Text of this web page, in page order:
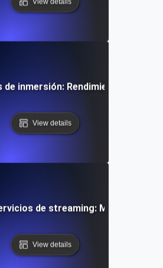
inmersión: Rendimiento
View details
de streaming: Manteniendo
View details